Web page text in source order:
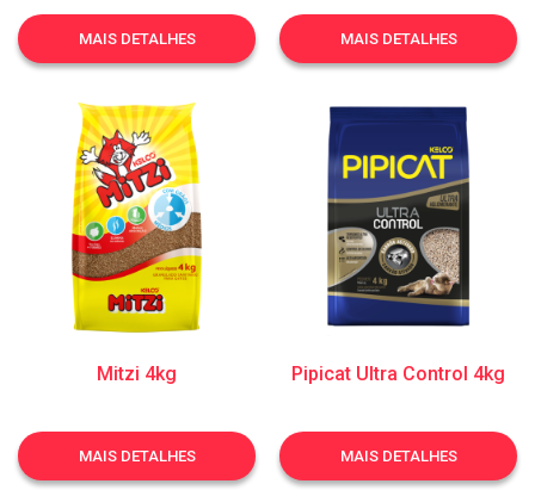
MAIS DETALHES MAIS DETALHES
Mitzi 4kg
MAIS DETALHES
Pipicat Ultra Control 4kg
MAIS DETALHES